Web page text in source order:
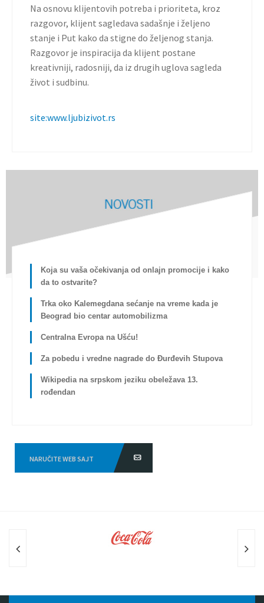
Na osnovu klijentovih potreba i prioriteta, kroz
razgovor, klijent sagledava sadašnje i željeno
stanje i Put kako da stigne do željenog stanja.
Razgovor je inspiracija da klijent postane
kreativniji, radosniji, da iz drugih uglova sagleda
život i sudbinu.
site:www.ljubizivot.rs
Koja su vaša očekivanja od onlajn promocije i kako
da to ostvarite?
Trka oko Kalemegdana sećanje na vreme kada je
Beograd bio centar automobilizma
Centralna Evropa na Ušću!
Za pobedu i vredne nagrade do Đurđevih Stupova
Wikipedia na srpskom jeziku obeležava 13.
rođendan
NARUČITE WEB SAJT